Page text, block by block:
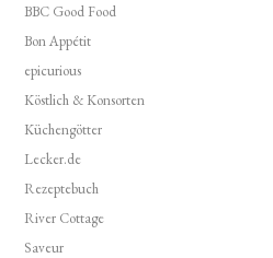
BBC Good Food
Bon Appétit
epicurious
Köstlich & Konsorten
Küchengötter
Lecker.de
Rezeptebuch
River Cottage
Saveur